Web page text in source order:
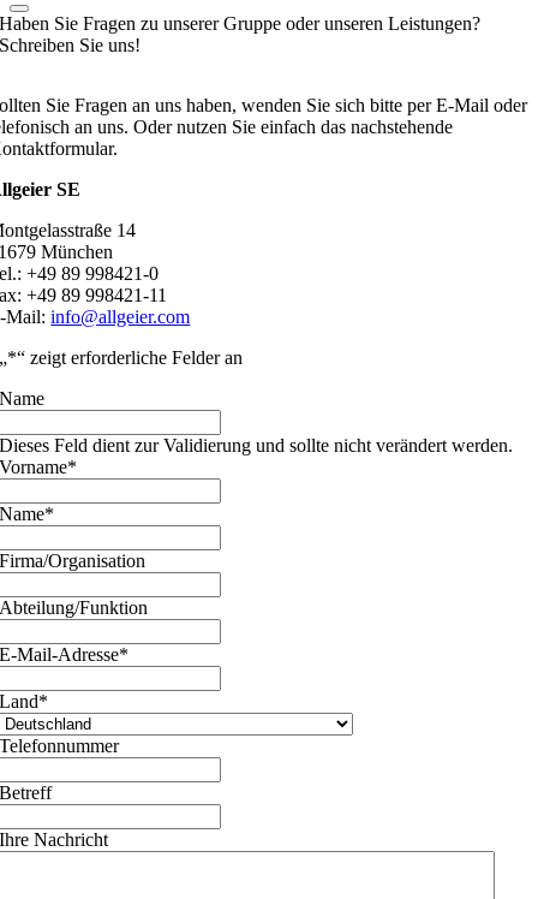
Haben Sie Fragen zu unserer Gruppe oder unseren Leistungen?
Schreiben Sie uns!
Sie Fragen an uns haben, wenden Sie sich bitte per E-Mail oder
an uns. Oder nutzen Sie einfach das nachstehende
SE
14
München
+49 89 998421-0
+49 89 998421-11
Mail:info@allgeier.com
„*“ zeigt erforderliche Felder an
Name
Dieses Feld dient zur Validierung und sollte nicht verändert werden.
Vorname*
Name*
Firma/Organisation
Abteilung/Funktion
E-Mail-Adresse*
Land*
Telefonnummer
Betreff
Ihre Nachricht